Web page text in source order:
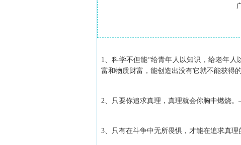
1、科学不但能“给青年人以知识，给老年
富和物质财富，能创造出没有它就不能获
2、只要你追求真理，真理就会你胸中燃烧
3、只有在斗争中无所畏惧，才能在追求真